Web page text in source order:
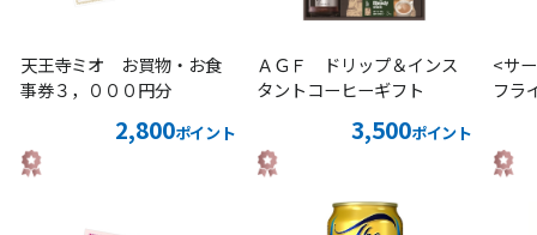
天王寺ミオ お買物・お食
事券３，０００円分
2,800ポイント
ＡＧＦ ドリップ＆インス
タントコーヒーギフト
3,500ポイント
<サ
フラ